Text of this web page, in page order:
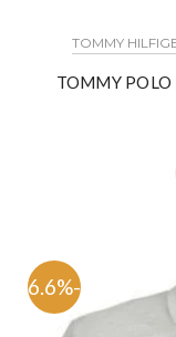
-76.6%